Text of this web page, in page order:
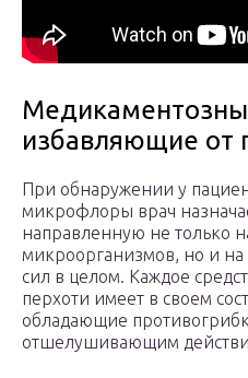
избавляющие от
При обнаружении у
микрофлоры врач
направленную не только
микроорганизмов, но и
сил в целом. Каждое
перхоти имеет в своем
обладающие
отшелушивающим